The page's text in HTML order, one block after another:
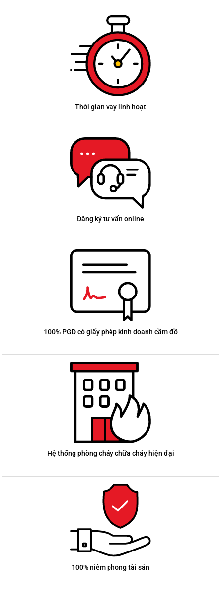
Thời gian vay linh hoạt
Đăng ký tư vấn online
100% PGD có giấy phép kinh doanh cầm đồ
Hệ thống phòng cháy chữa cháy hiện đại
100% niêm phong tài sản